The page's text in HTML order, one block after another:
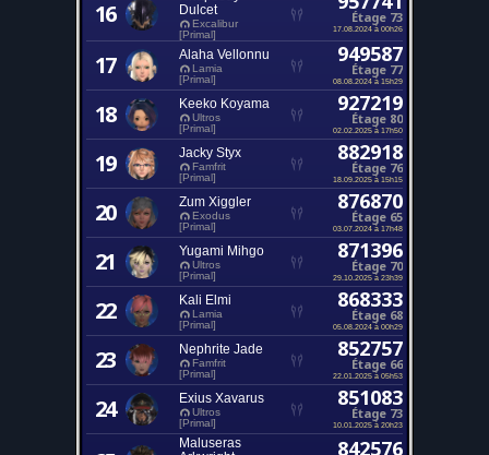
16
Dulcet
Excalibur
[Primal]
Étage 73
17.08.2024 à 00h26
17 Alaha Vellonnu
Lamia
[Primal]
949587
Étage 77
08.08.2024 à 15h29
18 Keeko Koyama
Ultros
[Primal]
927219
Étage 80
02.02.2025 à 17h50
19 Jacky Styx
Famfrit
[Primal]
882918
Étage 76
18.09.2025 à 15h15
20 Zum Xiggler
Exodus
[Primal]
876870
Étage 65
03.07.2024 à 17h48
21 Yugami Mihgo
Ultros
[Primal]
871396
Étage 70
29.10.2025 à 23h39
22 Kali Elmi
Lamia
[Primal]
868333
Étage 68
05.08.2024 à 00h29
23 Nephrite Jade
Famfrit
[Primal]
852757
Étage 66
22.01.2025 à 05h53
24 Exius Xavarus
Ultros
[Primal]
851083
Étage 73
10.01.2025 à 20h23
Maluseras
842576